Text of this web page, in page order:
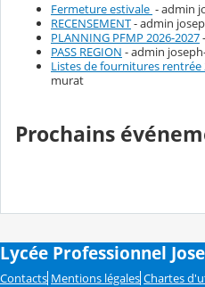
Fermeture estivale - admin
RECENSEMENT- admin
PLANNING PFMP 2026-2027
PASS REGION - admin
Listes de fournitures rentrée
murat
Prochains
Lycée Professionnel
Contacts Mentions légales Chartes